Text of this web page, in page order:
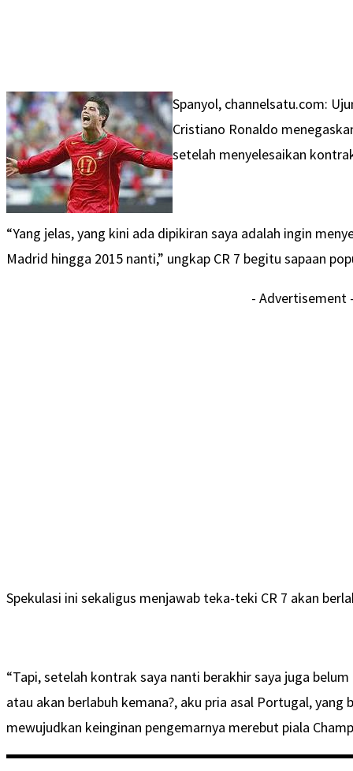
Spanyol, channelsatu.com:
Cristiano Ronaldo
setelah menyelesaikan
“Yang jelas, yang kini ada dipikiran saya adalah ingin
Madrid hingga 2015 nanti,” ungkap CR 7 begitu sapaan
- Advertisement -
Spekulasi ini sekaligus menjawab teka-teki CR 7 akan
“Tapi, setelah kontrak saya nanti berakhir saya juga
atau akan berlabuh kemana?, aku pria asal Portugal,
mewujudkan keinginan pengemarnya merebut piala